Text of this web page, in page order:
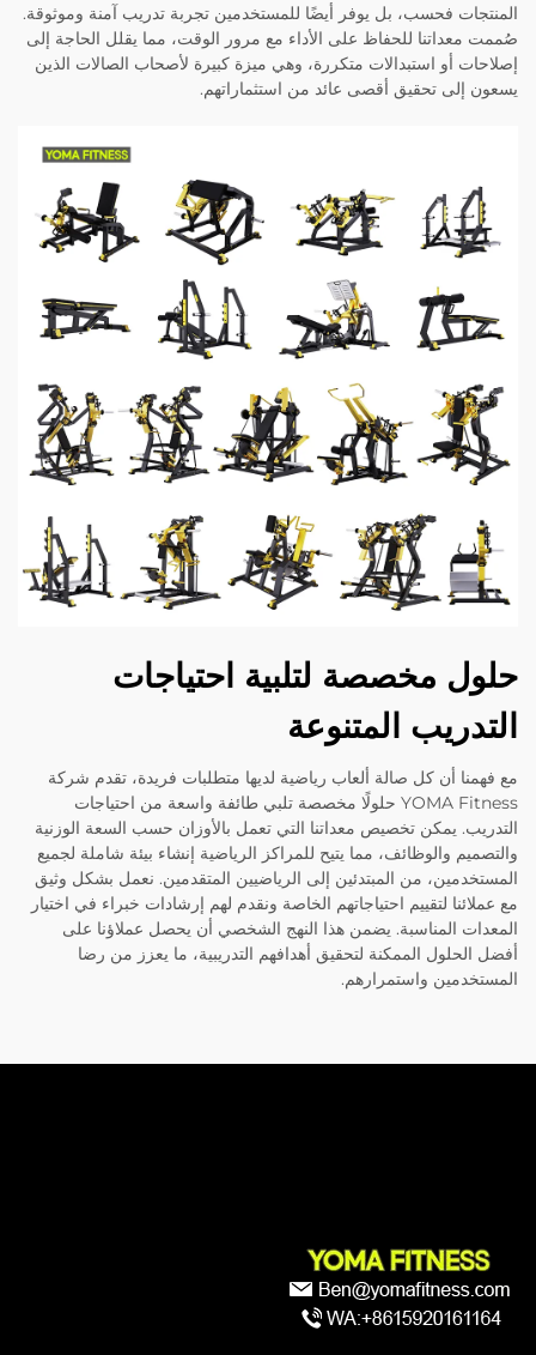
المنتجات فحسب، بل يوفر أيضًا للمستخدمين تجربة تدريب آمنة وموثوقة.
صُممت معداتنا للحفاظ على الأداء مع مرور الوقت، مما يقلل الحاجة إلى
إصلاحات أو استبدالات متكررة، وهي ميزة كبيرة لأصحاب الصالات الذين
يسعون إلى تحقيق أقصى عائد من استثماراتهم.
حلول مخصصة لتلبية احتياجات
التدريب المتنوعة
مع فهمنا أن كل صالة ألعاب رياضية لديها متطلبات فريدة، تقدم شركة
YOMA Fitness حلولًا مخصصة تلبي طائفة واسعة من احتياجات
التدريب. يمكن تخصيص معداتنا التي تعمل بالأوزان حسب السعة الوزنية
والتصميم والوظائف، مما يتيح للمراكز الرياضية إنشاء بيئة شاملة لجميع
المستخدمين، من المبتدئين إلى الرياضيين المتقدمين. نعمل بشكل وثيق
مع عملائنا لتقييم احتياجاتهم الخاصة ونقدم لهم إرشادات خبراء في اختيار
المعدات المناسبة. يضمن هذا النهج الشخصي أن يحصل عملاؤنا على
أفضل الحلول الممكنة لتحقيق أهدافهم التدريبية، ما يعزز من رضا
المستخدمين واستمرارهم.